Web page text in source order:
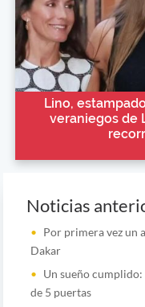
Lino,
veraniegos de
Noticias
Por primera vez un
Dakar
Un sueño
de 5 puertas